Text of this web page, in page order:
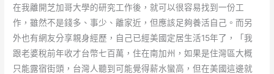
在我離開芝加哥大學的研究工作後，就可以很容易找到一份工
作，雖然不是錢多、事少、離家近，但應該足夠養活自己。而另
外也有網友分享親身經歷，自己已經美國定居生活15年了，「我
跟老婆稅前年收才台幣七百萬，住在南加州，如果是住灣區大概
只能露宿街頭，台灣人聽到可能覺得薪水蠻高，但在美國這邊就